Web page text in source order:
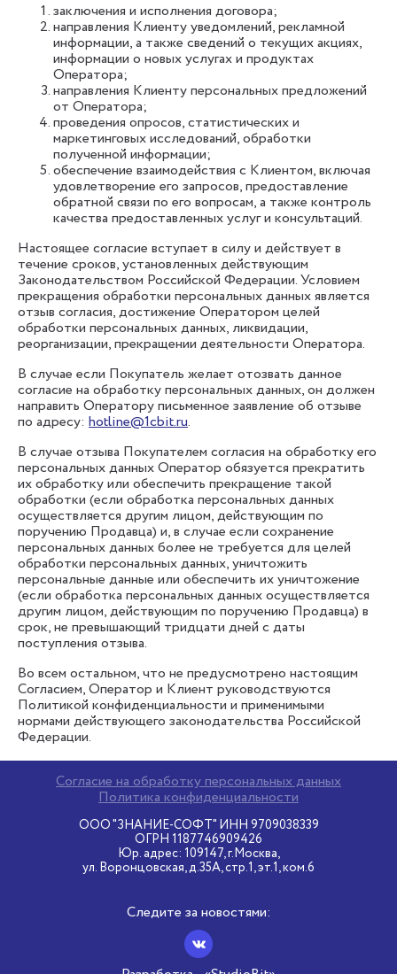
заключения и исполнения договора;
направления Клиенту уведомлений, рекламной
информации, а также сведений о текущих акциях,
информации о новых услугах и продуктах
Оператора;
направления Клиенту персональных предложений
от Оператора;
проведения опросов, статистических и
маркетинговых исследований, обработки
полученной информации;
обеспечение взаимодействия с Клиентом, включая
удовлетворение его запросов, предоставление
обратной связи по его вопросам, а также контроль
качества предоставленных услуг и консультаций.
Настоящее согласие вступает в силу и действует в
течение сроков, установленных действующим
Законодательством Российской Федерации. Условием
прекращения обработки персональных данных является
отзыв согласия, достижение Оператором целей
обработки персональных данных, ликвидации,
реорганизации, прекращении деятельности Оператора.
В случае если Покупатель желает отозвать данное
согласие на обработку персональных данных, он должен
направить Оператору письменное заявление об отзыве
по адресу: hotline@1cbit.ru.
В случае отзыва Покупателем согласия на обработку его
персональных данных Оператор обязуется прекратить
их обработку или обеспечить прекращение такой
обработки (если обработка персональных данных
осуществляется другим лицом, действующим по
поручению Продавца) и, в случае если сохранение
персональных данных более не требуется для целей
обработки персональных данных, уничтожить
персональные данные или обеспечить их уничтожение
(если обработка персональных данных осуществляется
другим лицом, действующим по поручению Продавца) в
срок, не превышающий тридцати дней с даты
поступления отзыва.
Во всем остальном, что не предусмотрено настоящим
Согласием, Оператор и Клиент руководствуются
Политикой конфиденциальности и применимыми
нормами действующего законодательства Российской
Федерации.
Согласие на обработку персональных данных
Политика конфиденциальности
ООО "ЗНАНИЕ-СОФТ" ИНН 9709038339
ОГРН 1187746909426
Юр. адрес: 109147, г.Москва,
ул. Воронцовская, д.35А, стр.1, эт.1, ком.6
Следите за новостями: